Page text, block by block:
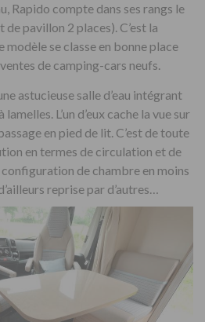
Rapido compte dans ses rangs le
pavillon 2 places). C’est la
modèle se classe en bonne place
de camping-cars neufs.
astucieuse salle d’eau intégrant
L’un d’eux cache la vue sur
en pied de lit. C’est de toute
en termes de circulation et de
de chambre en moins
reprise par d’autres…